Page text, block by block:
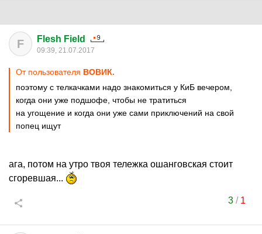
F Flesh Field
09:39, 21.07.2017
От пользователя ВОВИК.
поэтому с телкачками надо знакомиться у КиБ вечером,
когда они уже подшофе, чтобы не тратиться
на угощение и когда они уже сами приключений на свой
попец ищут
ага, потом на утро твоя тележка ошанговская стоит
сгоревшая...
3/ 1